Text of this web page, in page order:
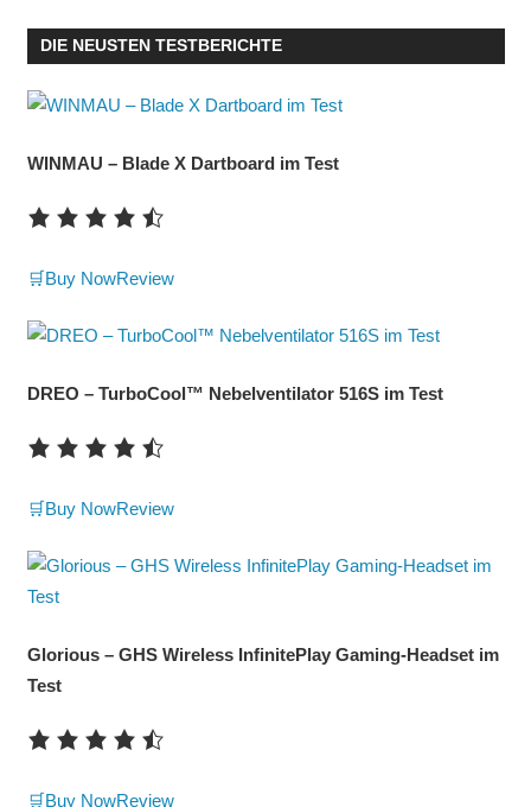
DIE NEUSTEN TESTBERICHTE
WINMAU – Blade X Dartboard im Test
🛒Buy NowReview
DREO – TurboCool™ Nebelventilator 516S im Test
🛒Buy NowReview
Glorious – GHS Wireless InfinitePlay Gaming-Headset im
Test
🛒Buy NowReview